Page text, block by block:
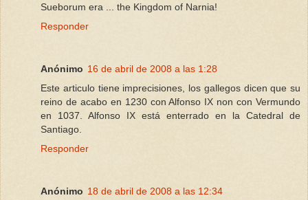
Sueborum era ... the Kingdom of Narnia!
Responder
Anónimo 16 de abril de 2008 a las 1:28
Este articulo tiene imprecisiones, los gallegos dicen que su
reino de acabo en 1230 con Alfonso IX non con Vermundo
en 1037. Alfonso IX está enterrado en la Catedral de
Santiago.
Responder
Anónimo 18 de abril de 2008 a las 12:34